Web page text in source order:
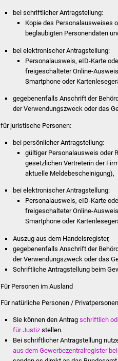
bei schriftlicher Antragstellung:
Kopie des Personalausweises
beglaubigten Personendaten
bei elektronischer Antragstellung:
Personalausweis, eID-Karte
freigeschalteter Online-
Smartphone oder
gegebenenfalls Anschrift der
der Verwendungszweck oder das
für juristische Personen:
bei persönlicher Antragstellung:
gültiger Personalausweis oder
gesetzlichen Vertreterin der
aktuelle Meldebescheinigung),
bei elektronischer Antragstellung:
Personalausweis, eID-Karte
freigeschalteter Online-
Smartphone oder
Auszug aus dem Handelsregister,
gegebenenfalls Anschrift der
der Verwendungszweck oder das
Schriftliche Antragstellung beim
Für Personen im Ausland
Für natürliche Personen /
Sie können den Antragschriftlich
für Justiz stellen.
Bei schriftlicher Antragstellung
aus dem Gewerbezentralregister